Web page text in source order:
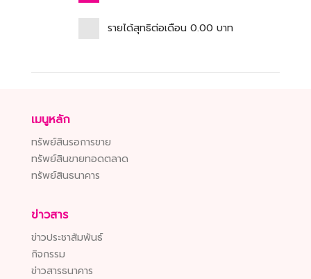
รายได้สุทธิต่อเดือน 0.00 บาท
เมนูหลัก
ทรัพย์สินรอการขาย
ทรัพย์สินขายทอดตลาด
ทรัพย์สินธนาคาร
ข่าวสาร
ข่าวประชาสัมพันธ์
กิจกรรม
ข่าวสารธนาคาร